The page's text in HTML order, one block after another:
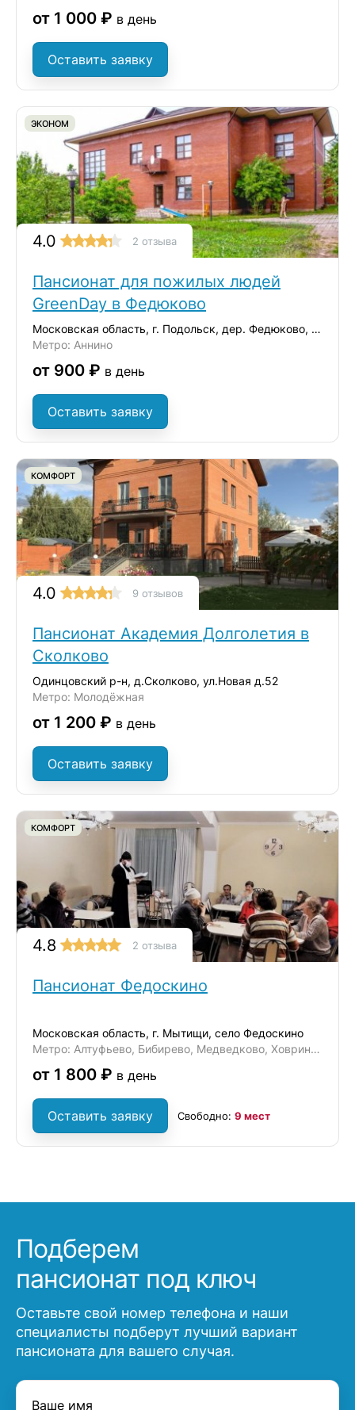
от 1 000 ₽ в день
Оставить заявку
ЭКОНОМ
4.0 2 отзыва
Пансионат для пожилых людей
GreenDay в Федюково
Московская область, г. Подольск, дер. Федюково, ул. Зеленая
Метро: Аннино
от 900 ₽ в день
Оставить заявку
КОМФОРТ
4.0 9 отзывов
Пансионат Академия Долголетия в
Сколково
Одинцовский р-н, д.Сколково, ул.Новая д.52
Метро: Молодёжная
от 1 200 ₽ в день
Оставить заявку
КОМФОРТ
4.8 2 отзыва
Пансионат Федоскино
Московская область, г. Мытищи, село Федоскино
Метро: Алтуфьево, Бибирево, Медведково, Ховрино, Отрадное
от 1 800 ₽ в день
Оставить заявку Свободно: 9 мест
Подберем
пансионат под ключ
Оставьте свой номер телефона и наши
специалисты подберут лучший вариант
пансионата для вашего случая.